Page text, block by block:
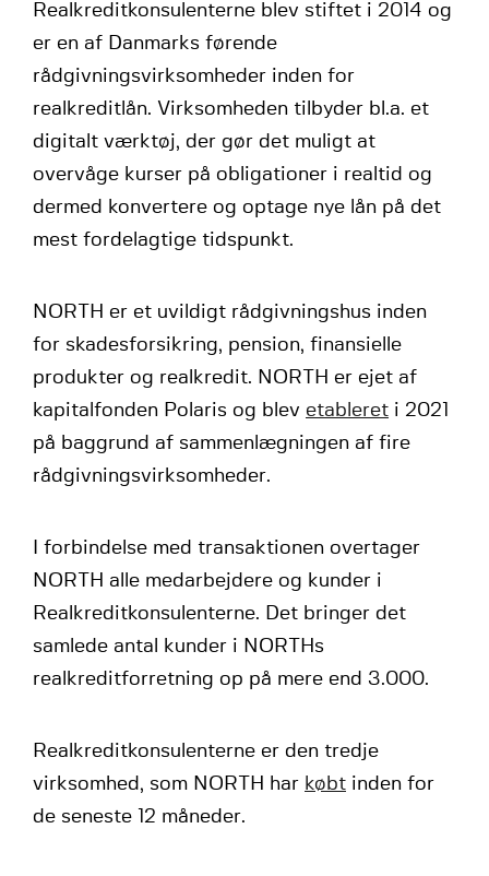
Realkreditkonsulenterne blev stiftet i 2014 og
er en af Danmarks førende
rådgivningsvirksomheder inden for
realkreditlån. Virksomheden tilbyder bl.a. et
digitalt værktøj, der gør det muligt at
overvåge kurser på obligationer i realtid og
dermed konvertere og optage nye lån på det
mest fordelagtige tidspunkt.
NORTH er et uvildigt rådgivningshus inden
for skadesforsikring, pension, finansielle
produkter og realkredit. NORTH er ejet af
kapitalfonden Polaris og blev etableret i 2021
på baggrund af sammenlægningen af fire
rådgivningsvirksomheder.
I forbindelse med transaktionen overtager
NORTH alle medarbejdere og kunder i
Realkreditkonsulenterne. Det bringer det
samlede antal kunder i NORTHs
realkreditforretning op på mere end 3.000.
Realkreditkonsulenterne er den tredje
virksomhed, som NORTH har købt inden for
de seneste 12 måneder.